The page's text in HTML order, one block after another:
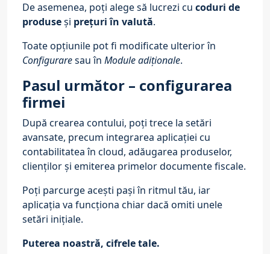
De asemenea, poți alege să lucrezi cu coduri de
produseși prețuri în valută.
Toate opțiunile pot fi modificate ulterior în
Configuraresau în Module adiționale.
Pasul următor – configurarea
firmei
După crearea contului, poți trece la setări
avansate, precum integrarea aplicației cu
contabilitatea în cloud, adăugarea produselor,
clienților și emiterea primelor documente fiscale.
Poți parcurge acești pași în ritmul tău, iar
aplicația va funcționa chiar dacă omiti unele
setări inițiale.
Puterea noastră, cifrele tale.